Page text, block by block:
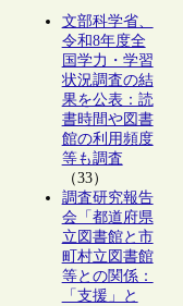
文部科学省、
令和8年度全
国学力・学習
状況調査の結
果を公表：読
書時間や図書
館の利用頻度
等も調査
（33）
調査研究報告
会「都道府県
立図書館と市
町村立図書館
等との関係：
「支援」と